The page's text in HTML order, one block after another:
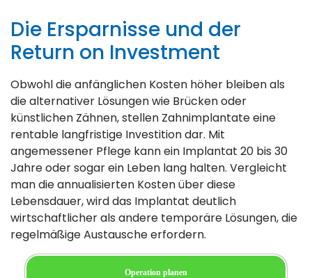
Die Ersparnisse und der
Return on Investment
Obwohl die anfänglichen Kosten höher bleiben als
die alternativer Lösungen wie Brücken oder
künstlichen Zähnen, stellen Zahnimplantate eine
rentable langfristige Investition dar. Mit
angemessener Pflege kann ein Implantat 20 bis 30
Jahre oder sogar ein Leben lang halten. Vergleicht
man die annualisierten Kosten über diese
Lebensdauer, wird das Implantat deutlich
wirtschaftlicher als andere temporäre Lösungen, die
regelmäßige Austausche erfordern.
Operation planen